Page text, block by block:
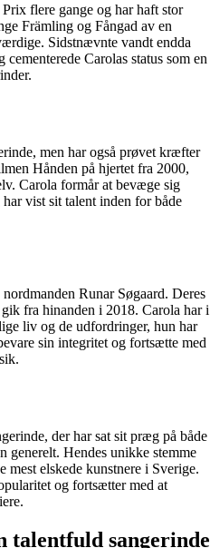
flere gange og har haft stor
Främling og Fångad av en
Sidstnævnte vandt endda
Carolas status som en
men har også prøvet kræfter
Hånden på hjertet fra 2000,
Carola formår at bevæge sig
vist sit talent inden for både
Runar Søgaard. Deres
fra hinanden i 2018. Carola har i
liv og de udfordringer, hun har
sin integritet og fortsætte med
der har sat sit præg på både
generelt. Hendes unikke stemme
mest elskede kunstnere i Sverige.
og fortsætter med at
talentfuld sangerinde